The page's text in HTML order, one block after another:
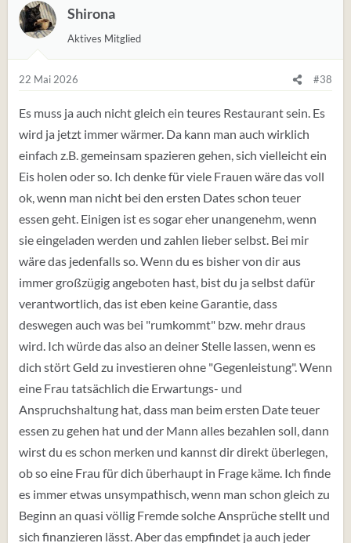
t
u
n
e
n
:
Shirona
Aktives Mitglied
22 Mai 2026 #38
Es muss ja auch nicht gleich ein teures Restaurant sein. Es
wird ja jetzt immer wärmer. Da kann man auch wirklich
einfach z.B. gemeinsam spazieren gehen, sich vielleicht ein
Eis holen oder so. Ich denke für viele Frauen wäre das voll
ok, wenn man nicht bei den ersten Dates schon teuer
essen geht. Einigen ist es sogar eher unangenehm, wenn
sie eingeladen werden und zahlen lieber selbst. Bei mir
wäre das jedenfalls so. Wenn du es bisher von dir aus
immer großzügig angeboten hast, bist du ja selbst dafür
verantwortlich, das ist eben keine Garantie, dass
deswegen auch was bei "rumkommt" bzw. mehr draus
wird. Ich würde das also an deiner Stelle lassen, wenn es
dich stört Geld zu investieren ohne "Gegenleistung". Wenn
eine Frau tatsächlich die Erwartungs- und
Anspruchshaltung hat, dass man beim ersten Date teuer
essen zu gehen hat und der Mann alles bezahlen soll, dann
wirst du es schon merken und kannst dir direkt überlegen,
ob so eine Frau für dich überhaupt in Frage käme. Ich finde
es immer etwas unsympathisch, wenn man schon gleich zu
Beginn an quasi völlig Fremde solche Ansprüche stellt und
sich finanzieren lässt. Aber das empfindet ja auch jeder